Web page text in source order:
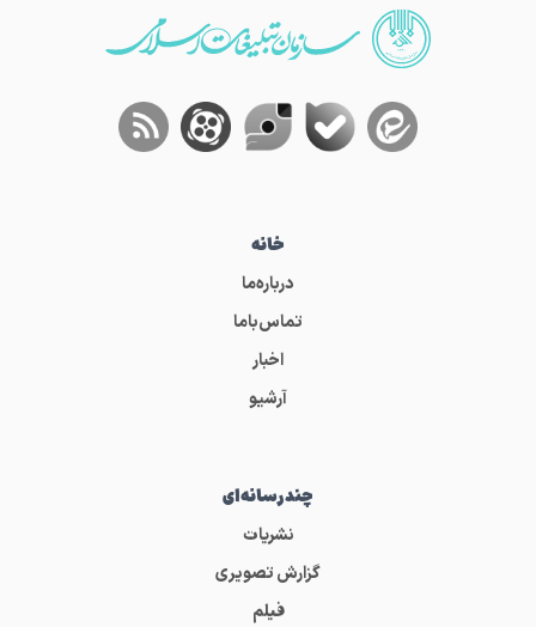
خانه
درباره‌ما
تماس‌باما
اخبار
آرشیو
چندرسانه‌ای
نشریات
گزارش تصویری
فیلم